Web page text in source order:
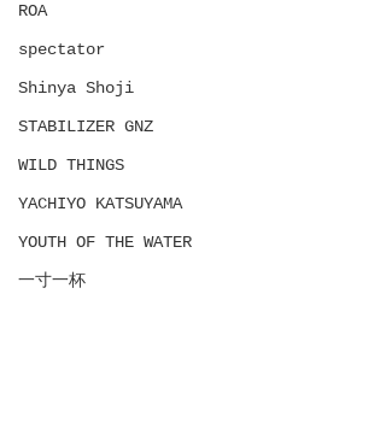
ROA
spectator
Shinya Shoji
STABILIZER GNZ
WILD THINGS
YACHIYO KATSUYAMA
YOUTH OF THE WATER
一寸一杯